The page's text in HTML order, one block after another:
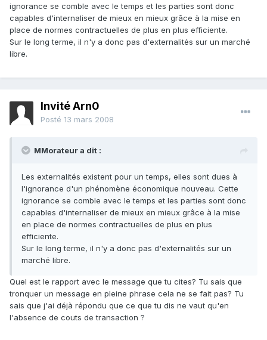
ignorance se comble avec le temps et les parties sont donc
capables d'internaliser de mieux en mieux grâce à la mise en
place de normes contractuelles de plus en plus efficiente.
Sur le long terme, il n'y a donc pas d'externalités sur un marché
libre.
Invité Arn0
Posté 13 mars 2008
MMorateur a dit :
Les externalités existent pour un temps, elles sont dues à
l'ignorance d'un phénomène économique nouveau. Cette
ignorance se comble avec le temps et les parties sont donc
capables d'internaliser de mieux en mieux grâce à la mise
en place de normes contractuelles de plus en plus
efficiente.
Sur le long terme, il n'y a donc pas d'externalités sur un
marché libre.
Quel est le rapport avec le message que tu cites? Tu sais que
tronquer un message en pleine phrase cela ne se fait pas? Tu
sais que j'ai déjà répondu que ce que tu dis ne vaut qu'en
l'absence de couts de transaction ?